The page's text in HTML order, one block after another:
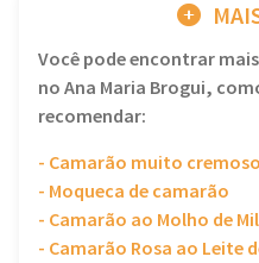
Você pode encontrar
no Ana Maria Brogui,
recomendar:
- Camarão muito cremoso
- Moqueca de camarão
- Camarão ao Molho de
- Camarão Rosa ao Leite